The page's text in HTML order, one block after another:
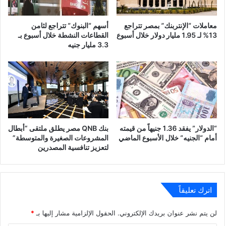
معاملات “الإنتربنك” بمصر تتراجع
13% لـ 1.95 مليار دولار خلال أسبوع
أسهم “البنوك” تتراجع لثامن
القطاعات النشطة خلال أسبوع بـ
3.3 مليار جنيه
“الدولار” يفقد 1.36 جنيهاً من قيمته
أمام “الجنيه” خلال الأسبوع الماضي
بنك QNB مصر يطلق ملتقى “أبطال
المشروعات الصغيرة والمتوسطة”
لتعزيز تنافسية المصدرين
اترك تعليقاً
لن يتم نشر عنوان بريدك الإلكتروني. الحقول الإلزامية مشار إليها بـ*